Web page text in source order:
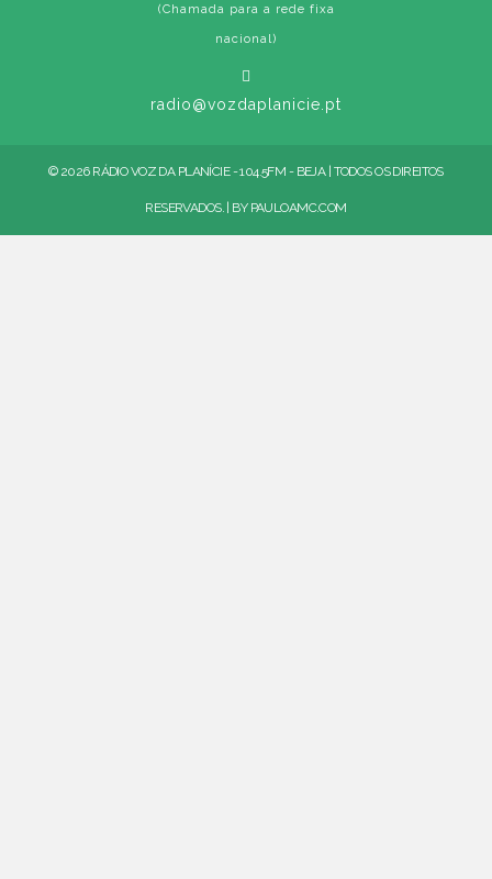
(Chamada para a rede fixa
nacional)
radio@vozdaplanicie.pt
© 2026 RÁDIO VOZ DA PLANÍCIE - 104.5FM - BEJA | TODOS OS DIREITOS
RESERVADOS. | BY PAULOAMC.COM